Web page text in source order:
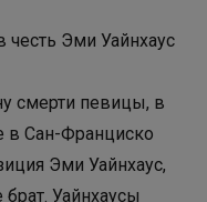
смерти певицы, в
в Сан-Франциско
Эми Уайнхаус,
Уайнхаусы